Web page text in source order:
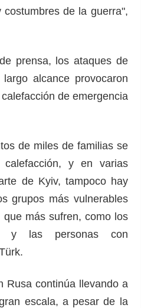
de la guerra",
prensa, los ataques de
alcance provocaron
de emergencia
de miles de familias se
y en varias
de Kyiv, tampoco hay
grupos más vulnerables
más sufren, como los
y las personas con
Rusa continúa llevando a
escala, a pesar de la